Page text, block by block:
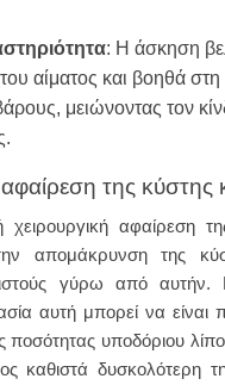
: Η άσκηση
αίματος και βοηθά
μειώνοντας τον
της κύστης
αφαίρεση
απομάκρυνση της
γύρω από αυτήν.
αυτή μπορεί να είναι
ποσότητας υποδόριου
καθιστά δυσκολότερη